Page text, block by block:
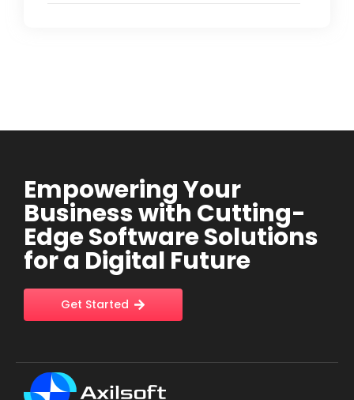
Empowering Your
Business with Cutting-
Edge Software Solutions
for a Digital Future
Get Started